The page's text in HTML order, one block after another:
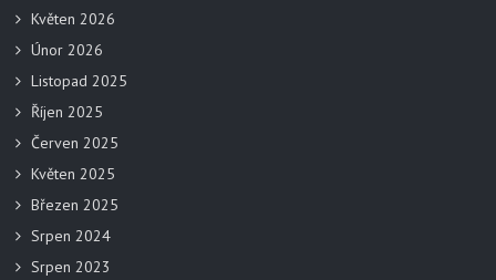
Květen 2026
Únor 2026
Listopad 2025
Říjen 2025
Červen 2025
Květen 2025
Březen 2025
Srpen 2024
Srpen 2023